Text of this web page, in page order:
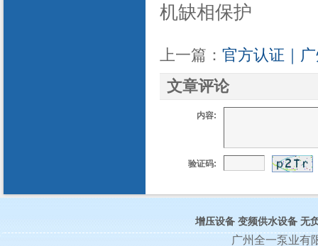
机缺相保护
上一篇： 官方认证｜
文章评论
内容:
验证码:
增压设备 变频供水设备 无
广州全一泵业有